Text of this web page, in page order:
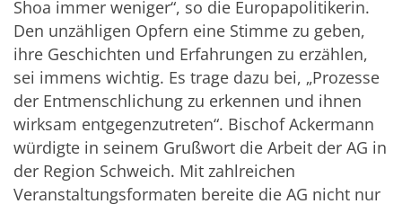
Shoa immer weniger“, so die Europapolitikerin.
Den unzähligen Opfern eine Stimme zu geben,
ihre Geschichten und Erfahrungen zu erzählen,
sei immens wichtig. Es trage dazu bei, „Prozesse
der Entmenschlichung zu erkennen und ihnen
wirksam entgegenzutreten“. Bischof Ackermann
würdigte in seinem Grußwort die Arbeit der AG in
der Region Schweich. Mit zahlreichen
Veranstaltungsformaten bereite die AG nicht nur